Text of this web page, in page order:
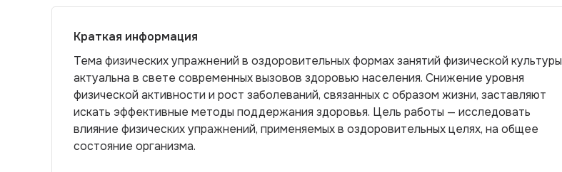
Краткая информация
Тема физических упражнений в оздоровительных формах занятий физической культуры
актуальна в свете современных вызовов здоровью населения. Снижение уровня
физической активности и рост заболеваний, связанных с образом жизни, заставляют
искать эффективные методы поддержания здоровья. Цель работы — исследовать
влияние физических упражнений, применяемых в оздоровительных целях, на общее
состояние организма.